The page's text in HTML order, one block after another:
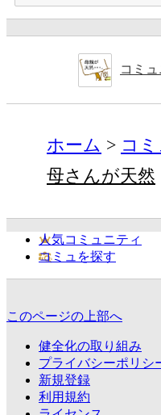
コミ
ホーム コ
母さんが天然
人気コミュニティ
コミュを探す
このページの上部へ
健全化の取り組み
プライバシーポリシ
新規登録
利用規約